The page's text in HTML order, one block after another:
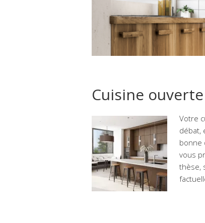
Cuisine
Votre
débat,
bonne
vous
thèse,